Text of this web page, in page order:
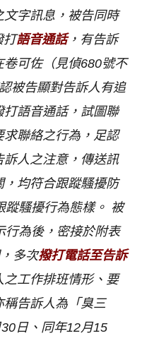
字訊息，被告同時
打語音通話，有告訴
可佐（見偵680號不
被告顯對告訴人有追
語音通話，試圖聯
聯絡之行為，足認
人之注意，傳送訊
均符合跟蹤騷擾防
騷擾行為態樣。 被
行為後，密接於附表
多次撥打電話至告訴
之工作排班情形、要
告訴人為「臭三
日、同年12月15